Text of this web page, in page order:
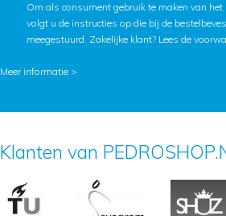
Om als consument gebruik te maken van het
volgt u de instructies op die bij de
meegestuurd. Zakelijke klant? Lees de
Meer informatie >
Klanten van